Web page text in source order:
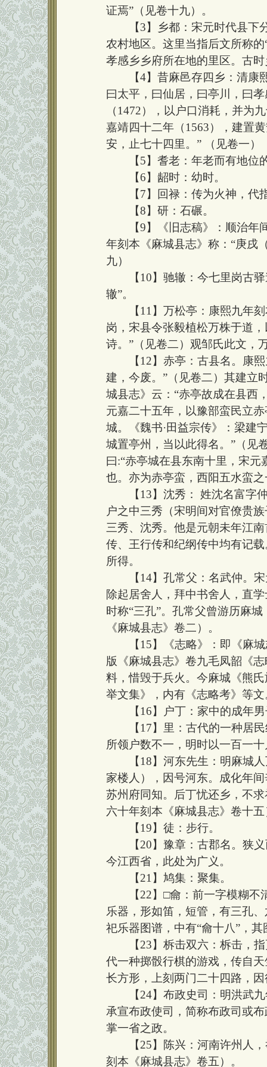
证焉”（见卷十九）。
【3】乡都：宋元时代县下分
农村地区。这里当指后文所称的
孝感乡乡府所在地的里区。古
【4】昔麻邑存四乡：清康熙
曰太平，曰仙居，曰亭川，曰
（1472），以户口消耗，并为
嘉靖四十二年（1563），建置
安，止七十四里。” （见卷一）
【5】耆老：年老而有地位
【6】龆时：幼时。
【7】回禄：传为火神，代
【8】研：石碾。
【9】《旧志稿》：顺治年间
年刻本《麻城县志》称：“庚戌
九）
【10】驰辙：今七里岗古驿
辙”。
【11】万松亭：康熙九年刻
岗，宋县令张毅植松万株于道
诗。”（见卷二）观邹氏此文，
【12】赤亭：古县名。康熙
建，今废。”（见卷二）其建立
城县志》云：“赤亭故成在县西
元嘉二十五年，以豫部蛮民立
城。《魏书·田益宗传》：梁建
城置亭州，当以此得名。”（见
曰:“赤亭城在县东南十里，宋
也。亦为赤亭蛮，西阳五水蛮
【13】沈秀： 姓沈名富字仲
户之中三秀（宋明间对官僚贵
三秀、沈秀。他是元朝未年江
传、王行传和纪纲传中均有记
所得。
【14】孔常父：名武仲。宋
除起居舍人，拜中书舍人，直
时称“三孔”。孔常父曾游历麻
《麻城县志》卷二）。
【15】《志略》：即《麻城
版《麻城县志》卷九毛凤韶《
料，惜毁于兵火。今麻城《熊
举文集》，内有《志略考》等文
【16】户丁：家中的成年男
【17】里：古代的一种居民
所领户数不一，明时以一百一
【18】河东先生：明麻城人
家楼人），因号河东。成化年
苏州府同知。后丁忧还乡，不
六十年刻本《麻城县志》卷十
【19】徒：步行。
【20】豫章：古郡名。狭义
今江西省，此处为广义。
【21】鸠集：聚集。
【22】□龠：前一字模糊不清
乐器，形如笛，短管，有三孔
祀乐器图谱，中有“龠十八”，
【23】柝击双六：柝击，指
代一种掷骰行棋的游戏，传自
长方形，上刻两门二十四路，
【24】布政史司：明洪武九
承宣布政使司，简称布政司或
掌一省之政。
【25】陈兴：河南许州人，
刻本《麻城县志》卷五）。